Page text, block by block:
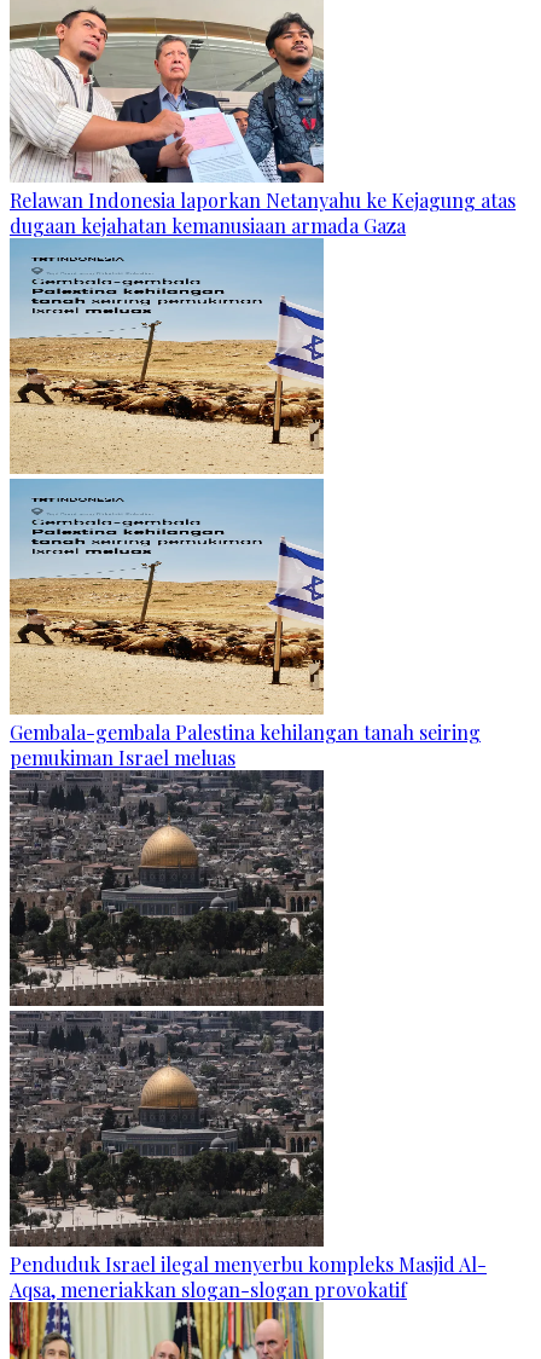
Relawan Indonesia laporkan Netanyahu ke Kejagung atas
dugaan kejahatan kemanusiaan armada Gaza
Gembala-gembala Palestina kehilangan tanah seiring
pemukiman Israel meluas
Penduduk Israel ilegal menyerbu kompleks Masjid Al-
Aqsa, meneriakkan slogan-slogan provokatif